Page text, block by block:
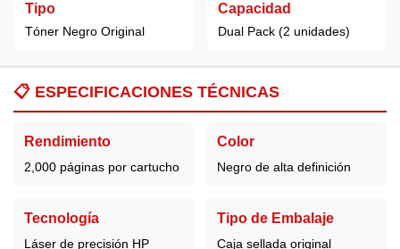
Tipo
Tóner Negro Original
Capacidad
Dual Pack (2 unidades)
📋 ESPECIFICACIONES TÉCNICAS
Rendimiento
2,000 páginas por cartucho
Color
Negro de alta definición
Tecnología
Láser de precisión HP
Tipo de Embalaje
Caja sellada original